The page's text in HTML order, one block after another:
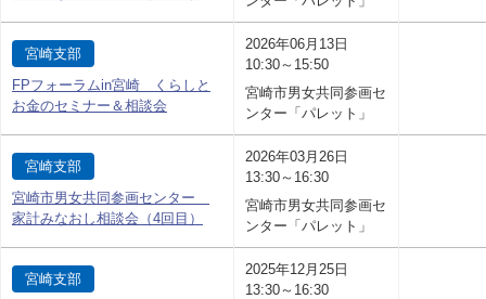
宮崎支部
FPフォーラムin宮崎 くらしと
お金のセミナー＆相談会
2026年06月13日
10:30～15:50
宮崎市男女共同参画セ
ンター「パレット」
宮崎支部
宮崎市男女共同参画センター
家計みなおし相談会（4回目）
2026年03月26日
13:30～16:30
宮崎市男女共同参画セ
ンター「パレット」
宮崎支部
2025年12月25日
13:30～16:30